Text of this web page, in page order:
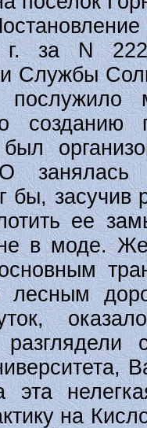
г. за N
Службы
созданию
занялась
бы,
ее
в моде.
лесным
эта
на